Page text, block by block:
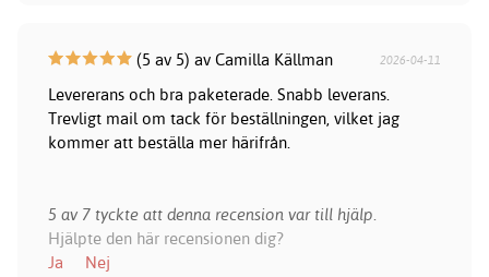
(5 av 5) av Camilla Källman 2026-04-11
Levererans och bra paketerade. Snabb leverans.
Trevligt mail om tack för beställningen, vilket jag
kommer att beställa mer härifrån.
5 av 7 tyckte att denna recension var till hjälp.
Hjälpte den här recensionen dig?
Ja
Nej